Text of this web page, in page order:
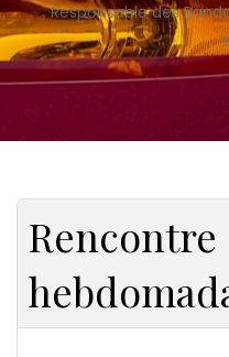
Responsable des
Rencontre